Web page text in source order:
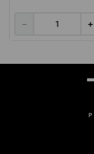
＋
－